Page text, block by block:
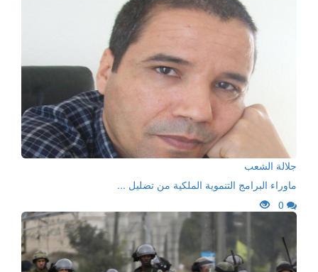
جلالة الشعب
ماوراء البرامج التنموية الملكية من تضليل ...
0